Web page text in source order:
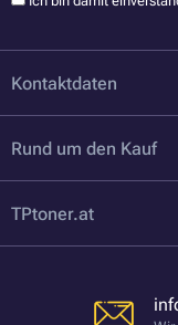
Kontaktdaten
Rund um den Kauf
TPtoner.at